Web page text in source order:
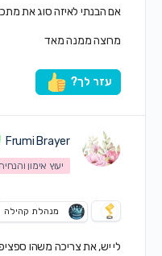
אם הבנתי לאיזה סוג את
מרוצה ממנה מאד
עזר לך?
Frumi Brayer
יעוץ אימון והנחיה
מנהלת קהילה
לי יש, את צריכה משהו